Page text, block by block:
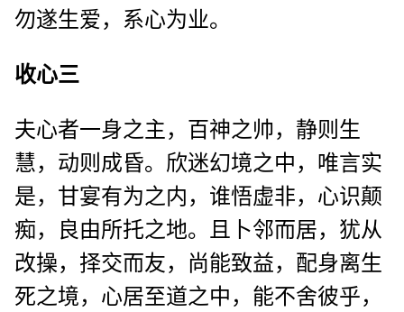
勿遂生爱，系心为业。
收心三
夫心者一身之主，百神之帅，静则生
慧，动则成昏。欣迷幻境之中，唯言实
是，甘宴有为之内，谁悟虚非，心识颠
痴，良由所托之地。且卜邻而居，犹从
改操，择交而友，尚能致益，配身离生
死之境，心居至道之中，能不舍彼乎，